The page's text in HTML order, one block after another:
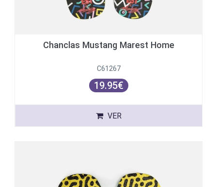
Chanclas Mustang Marest Home
C61267
19.95€
VER